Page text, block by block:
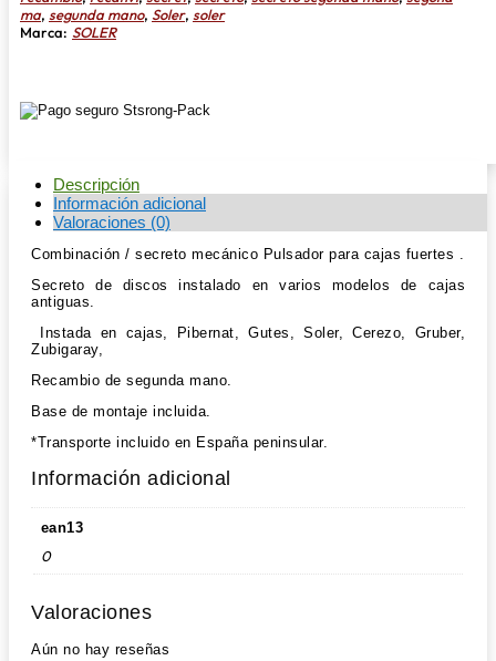
ma, segunda mano, Soler, soler
Marca: SOLER
Descripción
Información adicional
Valoraciones (0)
Combinación / secreto mecánico Pulsador para cajas fuertes .
Secreto de discos instalado en varios modelos de cajas
antiguas.
Instada en cajas, Pibernat, Gutes, Soler, Cerezo, Gruber,
Zubigaray,
Recambio de segunda mano.
Base de montaje incluida.
*Transporte incluido en España peninsular.
Información adicional
ean13
0
Valoraciones
Aún no hay reseñas